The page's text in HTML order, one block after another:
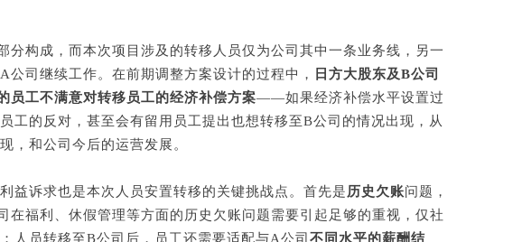
分构成，而本次项目涉及的转移人员仅为公司其中一条业务线，另一
公司继续工作。在前期调整方案设计的过程中，
日方大股东及B公司
员工不满意对转移员工的经济补偿方案——如果经济补偿水平设置过
工的反对，甚至会有留用员工提出也想转移至B公司的情况出现，从
，和公司今后的运营发展。
益诉求也是本次人员安置转移的关键挑战点。首先是 历史欠账问题，
在福利、休假管理等方面的历史欠账问题需要引起足够的重视，仅社
人员转移至B公司后，员工还需要适配与A公司 不同水平的薪酬结